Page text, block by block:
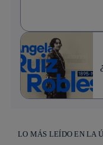
LO MÁS LEÍDO EN LA